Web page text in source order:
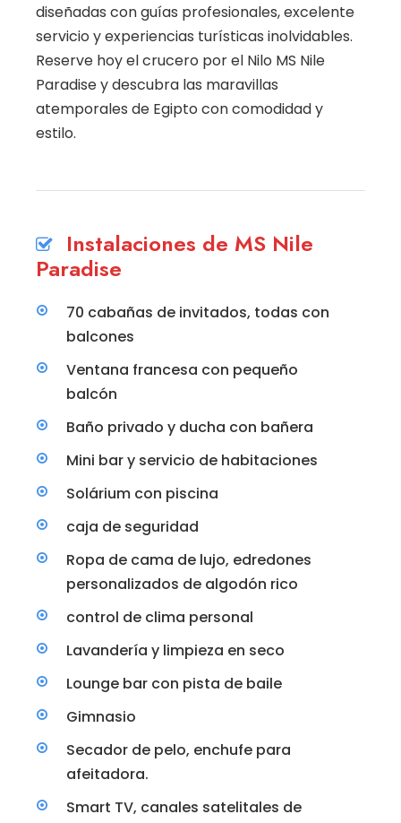
diseñadas con guías profesionales, excelente
servicio y experiencias turísticas inolvidables.
Reserve hoy el crucero por el Nilo MS Nile
Paradise y descubra las maravillas
atemporales de Egipto con comodidad y
estilo.
Instalaciones de MS Nile
Paradise
70 cabañas de invitados, todas con
balcones
Ventana francesa con pequeño
balcón
Baño privado y ducha con bañera
Mini bar y servicio de habitaciones
Solárium con piscina
caja de seguridad
Ropa de cama de lujo, edredones
personalizados de algodón rico
control de clima personal
Lavandería y limpieza en seco
Lounge bar con pista de baile
Gimnasio
Secador de pelo, enchufe para
afeitadora.
Smart TV, canales satelitales de